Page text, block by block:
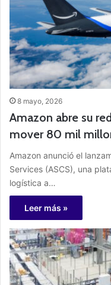
8 mayo, 2026
Amazon abre su
mover 80 mil
Amazon anunció el
Services (ASCS), una
logística a…
Leer más »